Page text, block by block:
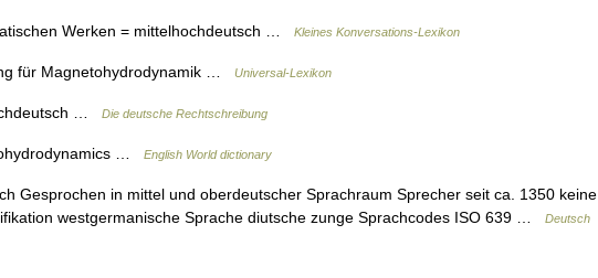
Werken = mittelhochdeutsch … Kleines Konversations-Lexikon
für Magnetohydrodynamik … Universal-Lexikon
… Die deutsche Rechtschreibung
… English World dictionary
Gesprochen in mittel und oberdeutscher Sprachraum Sprecher seit ca. 1350 keine
westgermanische Sprache diutsche zunge Sprachcodes ISO 639 …
Deutsch